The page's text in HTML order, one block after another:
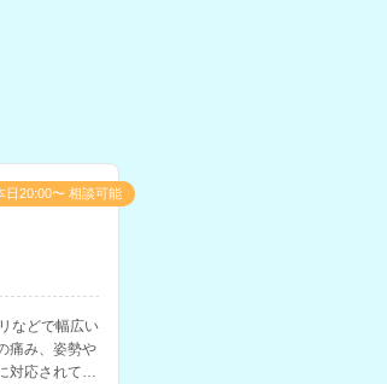
などで幅広い
痛み、姿勢や
対応されてい
日20:00〜 相談可能